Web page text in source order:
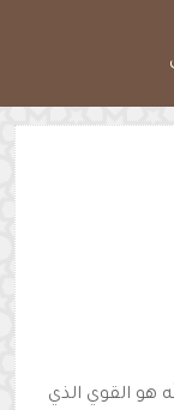
هو القوي الذي